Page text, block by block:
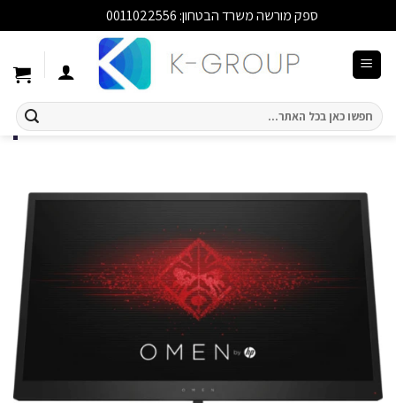
ספק מורשה משרד הבטחון: 0011022556
חיפוש
עבור: